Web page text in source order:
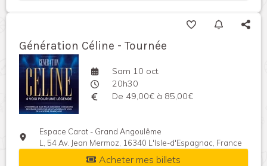
Génération Céline - Tournée
Sam 10 oct.
20h30
De 49,00€ à 85,00€
Espace Carat - Grand Angoulême
L, 54 Av. Jean Mermoz, 16340 L'Isle-d'Espagnac, France
Acheter mes billets